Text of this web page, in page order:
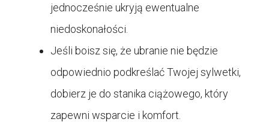
jednocześnie ukryją ewentualne
niedoskonałości.
Jeśli boisz się, że ubranie nie będzie
odpowiednio podkreślać Twojej sylwetki,
dobierz je do stanika ciążowego, który
zapewni wsparcie i komfort.